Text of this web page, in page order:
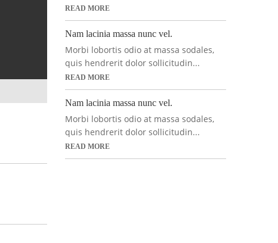
READ MORE
Nam lacinia massa nunc vel.
Morbi lobortis odio at massa sodales,
quis hendrerit dolor sollicitudin...
READ MORE
Nam lacinia massa nunc vel.
Morbi lobortis odio at massa sodales,
quis hendrerit dolor sollicitudin...
READ MORE